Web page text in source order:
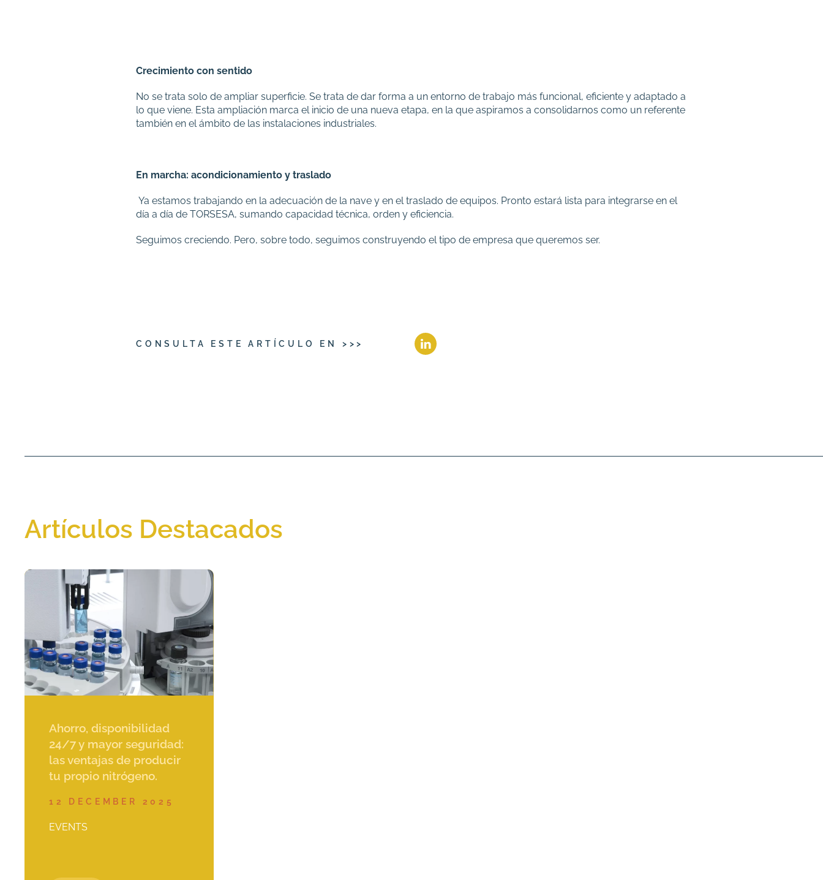
Crecimiento con sentido
No se trata solo de ampliar superficie. Se trata de dar forma a un entorno de trabajo más funcional, eficiente y adaptado a
lo que viene. Esta ampliación marca el inicio de una nueva etapa, en la que aspiramos a consolidarnos como un referente
también en el ámbito de las instalaciones industriales.
En marcha: acondicionamiento y traslado
Ya estamos trabajando en la adecuación de la nave y en el traslado de equipos. Pronto estará lista para integrarse en el
día a día de TORSESA, sumando capacidad técnica, orden y eficiencia.
Seguimos creciendo. Pero, sobre todo, seguimos construyendo el tipo de empresa que queremos ser.
CONSULTA ESTE ARTÍCULO EN >>>
Artículos Destacados
Ahorro, disponibilidad
24/7 y mayor seguridad:
las ventajas de producir
tu propio nitrógeno.
12 DECEMBER 2025
EVENTS